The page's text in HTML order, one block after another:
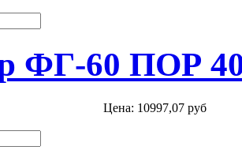
ФГ-60 ПОР
Цена: 10997,07 руб